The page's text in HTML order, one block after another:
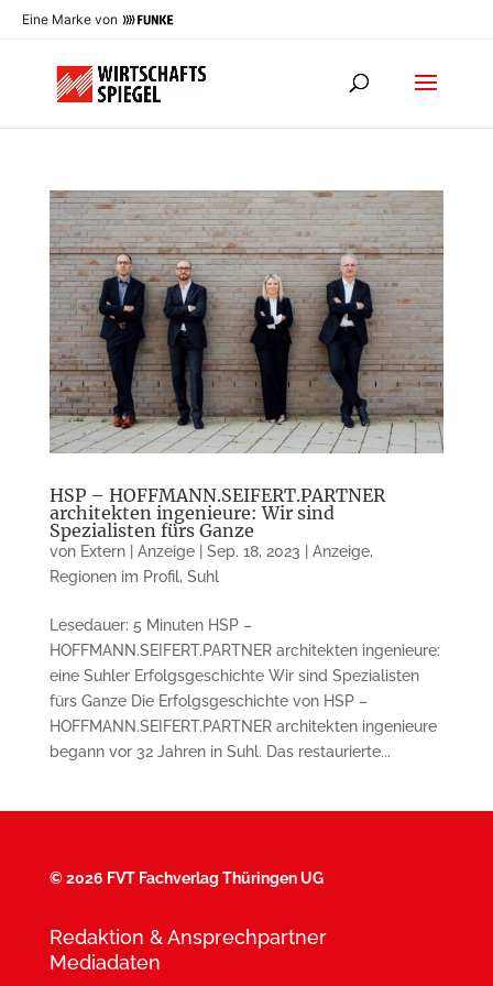
Eine Marke von
HSP – HOFFMANN.SEIFERT.PARTNER
architekten ingenieure: Wir sind
Spezialisten fürs Ganze
von Extern | Anzeige| Sep. 18, 2023 Anzeige,
Regionen im Profil, Suhl
Lesedauer: 5 Minuten HSP –
HOFFMANN.SEIFERT.PARTNER architekten ingenieure:
eine Suhler Erfolgsgeschichte Wir sind Spezialisten
fürs Ganze Die Erfolgsgeschichte von HSP –
HOFFMANN.SEIFERT.PARTNER architekten ingenieure
begann vor 32 Jahren in Suhl. Das restaurierte...
©2026 FVT Fachverlag Thüringen UG
Redaktion & Ansprechpartner
Mediadaten